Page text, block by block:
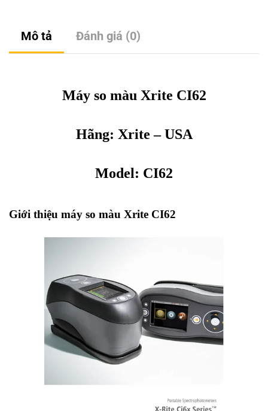
Mô tả Đánh giá (0)
Máy so màu Xrite CI62
Hãng: Xrite – USA
Model: CI62
Giới thiệu máy so màu Xrite CI62